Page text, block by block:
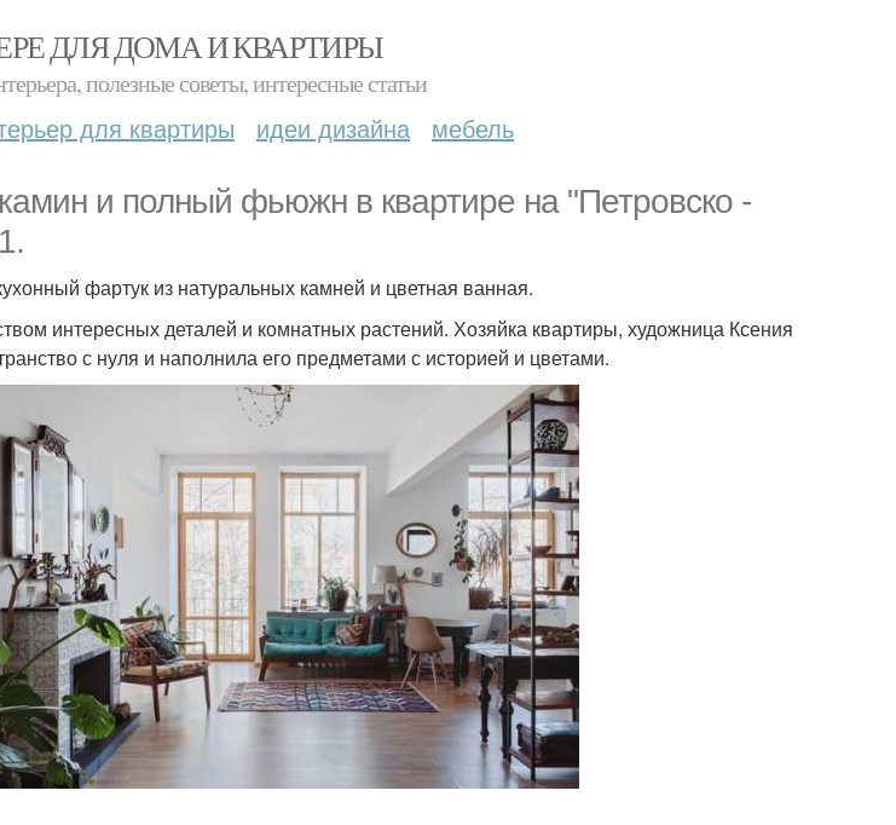
ДЛЯ ДОМА И КВАРТИРЫ
полезные советы, интересные статьи
для квартиры идеи дизайна мебель
и полный фьюжн в квартире на "Петровско -
фартук из натуральных камней и цветная ванная.
интересных деталей и комнатных растений. Хозяйка квартиры, художница Ксения
с нуля и наполнила его предметами с историей и цветами.